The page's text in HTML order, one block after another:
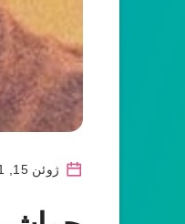
ژوئن 15, 2021